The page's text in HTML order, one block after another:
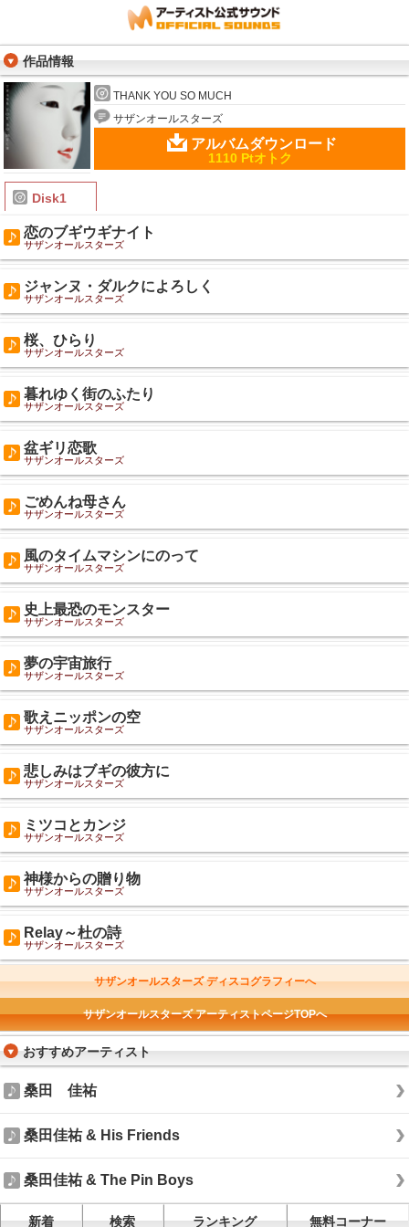
作品情報
THANK YOU SO MUCH
サザンオールスターズ
アルバムダウンロード
1110 Ptオトク
Disk1
恋のブギウギナイト
サザンオールスターズ
ジャンヌ・ダルクによろしく
サザンオールスターズ
桜、ひらり
サザンオールスターズ
暮れゆく街のふたり
サザンオールスターズ
盆ギリ恋歌
サザンオールスターズ
ごめんね母さん
サザンオールスターズ
風のタイムマシンにのって
サザンオールスターズ
史上最恐のモンスター
サザンオールスターズ
夢の宇宙旅行
サザンオールスターズ
歌えニッポンの空
サザンオールスターズ
悲しみはブギの彼方に
サザンオールスターズ
ミツコとカンジ
サザンオールスターズ
神様からの贈り物
サザンオールスターズ
Relay～杜の詩
サザンオールスターズ
サザンオールスターズ ディスコグラフィーへ
サザンオールスターズ アーティストページTOPへ
おすすめアーティスト
桑田 佳祐
桑田佳祐 & His Friends
桑田佳祐 & The Pin Boys
新着 検索 ランキング 無料コーナー